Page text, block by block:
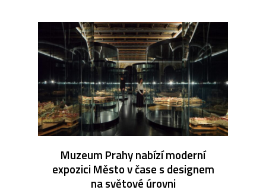
Muzeum Prahy nabízí moderní
expozici Město v čase s designem
na světové úrovni